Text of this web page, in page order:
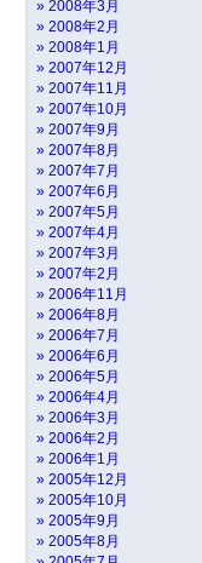
2008年3月
2008年2月
2008年1月
2007年12月
2007年11月
2007年10月
2007年9月
2007年8月
2007年7月
2007年6月
2007年5月
2007年4月
2007年3月
2007年2月
2006年11月
2006年8月
2006年7月
2006年6月
2006年5月
2006年4月
2006年3月
2006年2月
2006年1月
2005年12月
2005年10月
2005年9月
2005年8月